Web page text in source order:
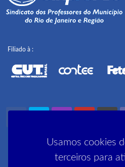
Usamos cookies
terceiros para
Filiado à :